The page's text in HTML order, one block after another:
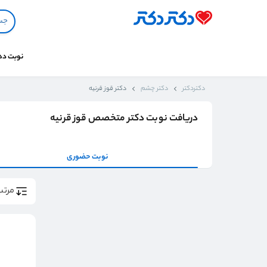
نوبت
دکتردکتر دکتر چشم دکتر قوز قرنیه
دریافت نوبت دکتر متخصص قوز قرنیه
نوبت حضوری